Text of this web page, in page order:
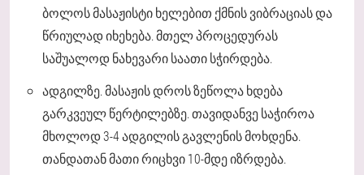
ბოლოს მასაჟისტი ხელებით ქმნის ვიბრაციას და
წრიულად იხეხება. მთელ პროცედურას
საშუალოდ ნახევარი საათი სჭირდება.
ადგილზე. მასაჟის დროს ზეწოლა ხდება
გარკვეულ წერტილებზე. თავიდანვე საჭიროა
მხოლოდ 3-4 ადგილის გავლენის მოხდენა.
თანდათან მათი რიცხვი 10-მდე იზრდება.